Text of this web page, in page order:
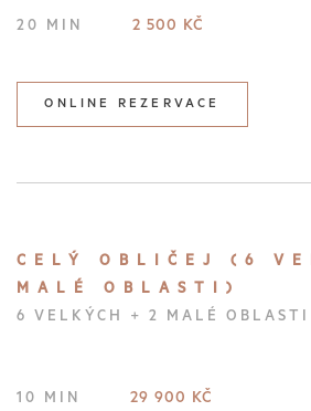
20 MIN 2 500 KČ
ONLINE REZERVACE
CELÝ OBLIČEJ (6
MALÉ OBLASTI)
6 VELKÝCH + 2 MALÉ OBLASTI
10 MIN 29 900 KČ